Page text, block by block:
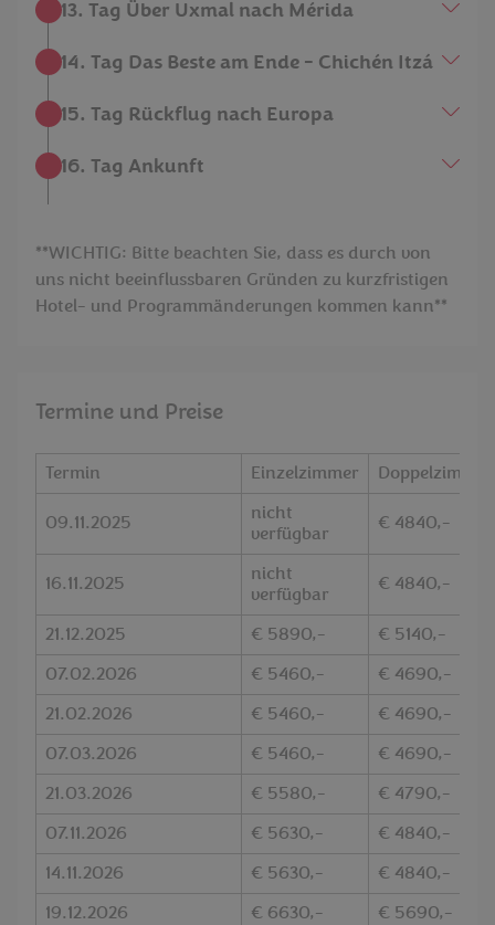
13. Tag Über Uxmal nach Mérida
14. Tag Das Beste am Ende - Chichén Itzá
15. Tag Rückflug nach Europa
16. Tag Ankunft
**WICHTIG: Bitte beachten Sie, dass es durch von
uns nicht beeinflussbaren Gründen zu kurzfristigen
Hotel- und Programmänderungen kommen kann**
Termine und Preise
Termin Einzelzimmer Doppelzimmer
09.11.2025
nicht
verfügbar
€ 4840,-
16.11.2025
nicht
verfügbar
€ 4840,-
21.12.2025 € 5890,-
€ 5140,-
07.02.2026
€ 5460,-
€ 4690,-
21.02.2026
€ 5460,-
€ 4690,-
07.03.2026
€ 5460,-
€ 4690,-
21.03.2026
€ 5580,-
€ 4790,-
07.11.2026
€ 5630,-
€ 4840,-
14.11.2026
€ 5630,-
€ 4840,-
19.12.2026
€ 6630,- € 5690,-